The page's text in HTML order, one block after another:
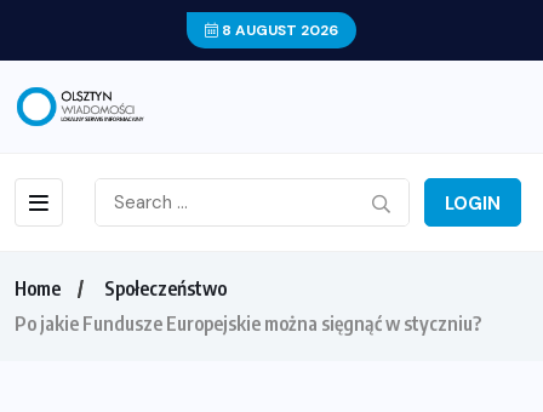
8 AUGUST 2026
LOGIN
Home
Społeczeństwo
Po jakie Fundusze Europejskie można sięgnąć w styczniu?